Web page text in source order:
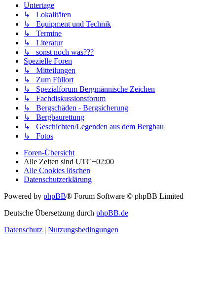
Untertage
↳ Lokalitäten
↳ Equipment und Technik
↳ Termine
↳ Literatur
↳ sonst noch was???
Spezielle Foren
↳ Mitteilungen
↳ Zum Füllort
↳ Spezialforum Bergmännische Zeichen
↳ Fachdiskussionsforum
↳ Bergschäden - Bergsicherung
↳ Bergbaurettung
↳ Geschichten/Legenden aus dem Bergbau
↳ Fotos
Foren-Übersicht
Alle Zeiten sind UTC+02:00
Alle Cookies löschen
Datenschutzerklärung
Powered by phpBB® Forum Software © phpBB Limited
Deutsche Übersetzung durch phpBB.de
Datenschutz | Nutzungsbedingungen